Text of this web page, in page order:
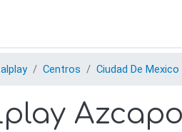
Centros Ciudad De Mexico